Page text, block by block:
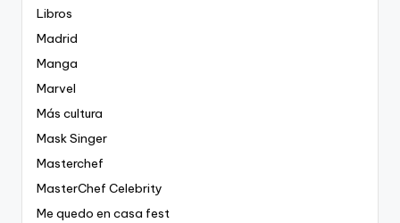
Libros
Madrid
Manga
Marvel
Más cultura
Mask Singer
Masterchef
MasterChef Celebrity
Me quedo en casa fest